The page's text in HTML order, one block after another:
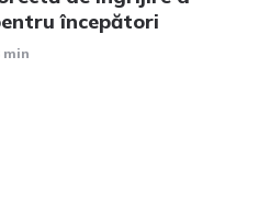
începători
min